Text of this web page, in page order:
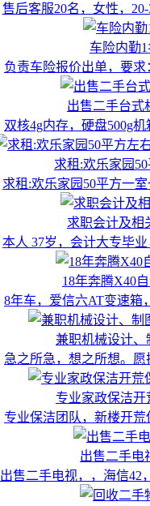
售后客服20名，女性，
车险内勤1
负责车险报价出单，要求
出售二手台式
双核4g内存，硬盘500g
求租:欢乐家园
求租:欢乐家园50平方一
求职会计及相
本人 37岁，会计大专毕
18年奔腾X40
8年车，爱信六AT变速箱
兼职机械设计、
急之所急，想之所想。愿
专业家政保洁开
专业保洁团队，新楼开荒
出售二手电
出售二手电视，，海信42